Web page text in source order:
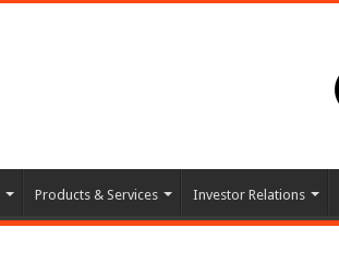
Products & Services Investor Relations